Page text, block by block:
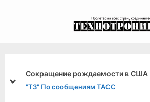
Сокращение рождаемости в США
"ТЗ" По сообщениям ТАСС
prev
next